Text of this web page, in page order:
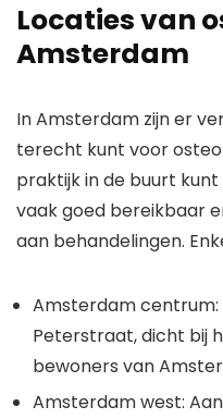
Locaties van
Amsterdam
In Amsterdam zijn er
terecht kunt voor
praktijk in de buurt
vaak goed bereikbaar
aan behandelingen.
Amsterdam centrum:
Peterstraat, dicht bij
bewoners van
Amsterdam west: